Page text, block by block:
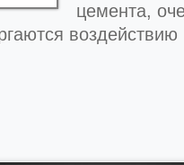
цемента,